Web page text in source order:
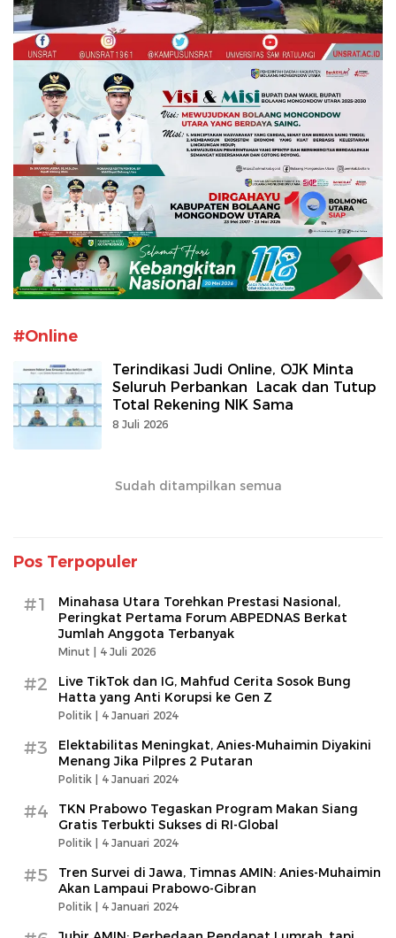
#Online
Terindikasi Judi Online, OJK Minta
Seluruh Perbankan Lacak dan Tutup
Total Rekening NIK Sama
8 Juli 2026
Sudah ditampilkan semua
Pos Terpopuler
#1
Minahasa Utara Torehkan Prestasi Nasional,
Peringkat Pertama Forum ABPEDNAS Berkat
Jumlah Anggota Terbanyak
Minut | 4 Juli 2026
#2
Live TikTok dan IG, Mahfud Cerita Sosok Bung
Hatta yang Anti Korupsi ke Gen Z
Politik | 4 Januari 2024
#3
Elektabilitas Meningkat, Anies-Muhaimin Diyakini
Menang Jika Pilpres 2 Putaran
Politik | 4 Januari 2024
#4
TKN Prabowo Tegaskan Program Makan Siang
Gratis Terbukti Sukses di RI-Global
Politik | 4 Januari 2024
#5
Tren Survei di Jawa, Timnas AMIN: Anies-Muhaimin
Akan Lampaui Prabowo-Gibran
Politik | 4 Januari 2024